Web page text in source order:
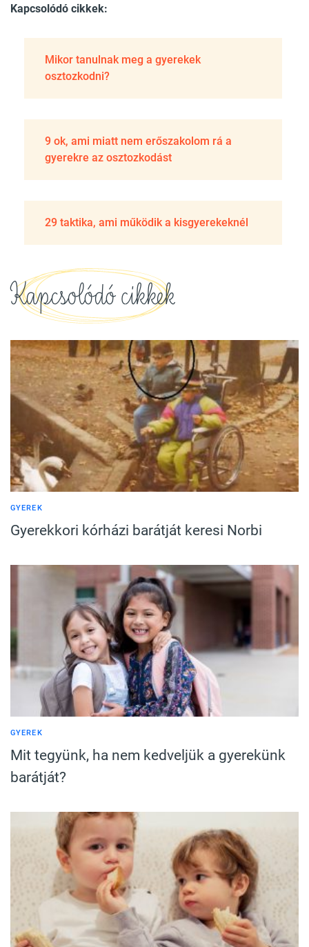
Kapcsolódó cikkek:
Mikor tanulnak meg a gyerekek
osztozkodni?
9 ok, ami miatt nem erőszakolom rá a
gyerekre az osztozkodást
29 taktika, ami működik a kisgyerekeknél
Kapcsolódó cikkek
GYEREK
Gyerekkori kórházi barátját keresi Norbi
GYEREK
Mit tegyünk, ha nem kedveljük a gyerekünk
barátját?